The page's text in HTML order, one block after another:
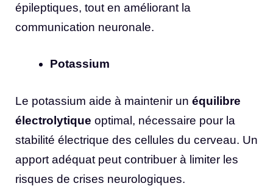
épileptiques, tout en améliorant la
communication neuronale.
Potassium
Le potassium aide à maintenir un équilibre
électrolytique optimal, nécessaire pour la
stabilité électrique des cellules du cerveau. Un
apport adéquat peut contribuer à limiter les
risques de crises neurologiques.